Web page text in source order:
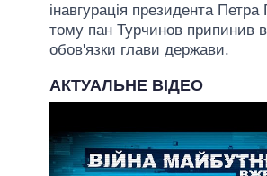
інавгурація президента
тому пан Турчинов припинив
обов'язки глави держави.
АКТУАЛЬНЕ ВІДЕО